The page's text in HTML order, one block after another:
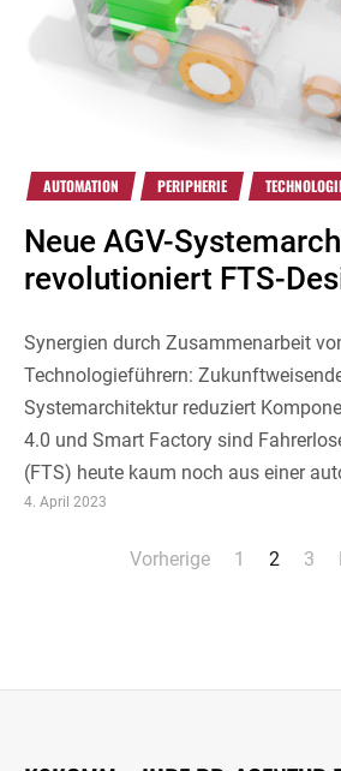
AUTOMATION PERIPHERIE
Neue AGV-
revolutioniert FTS-
Synergien durch Zusammenarbeit
Technologieführern:
Systemarchitektur reduziert
4.0 und Smart Factory sind
(FTS) heute kaum noch aus einer
4. April 2023
Seitennummerierung
Vorherige 1 2 3